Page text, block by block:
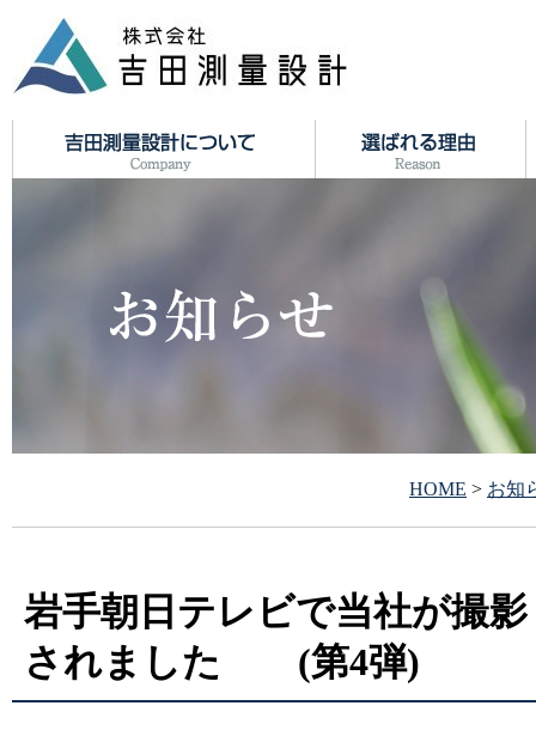
HOME > お知
岩手朝日テレビで当社が撮
されました (第4弾)